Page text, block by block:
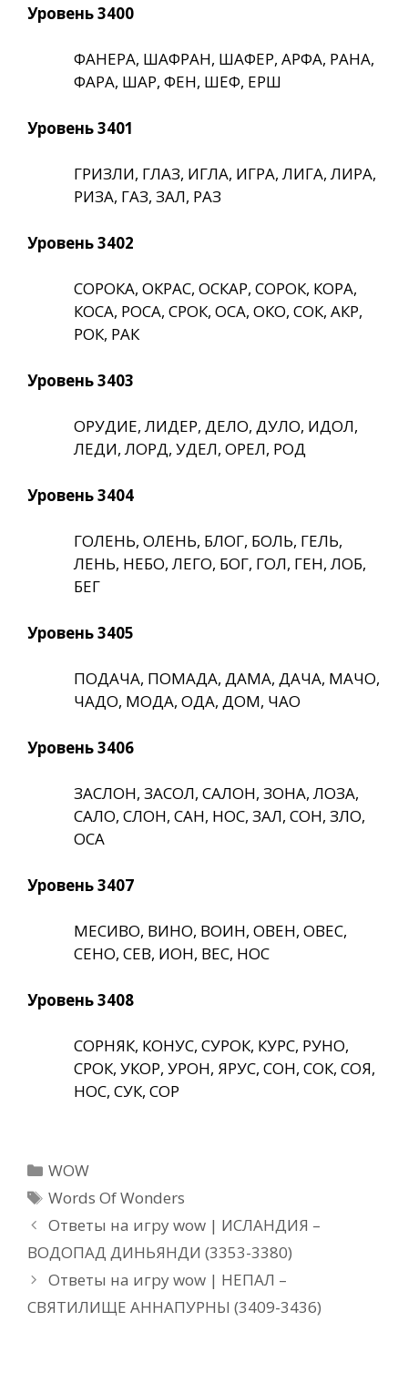
Уровень 3400
ФАНЕРА, ШАФРАН, ШАФЕР, АРФА, РАНА,
ФАРА, ШАР, ФЕН, ШЕФ, ЕРШ
Уровень 3401
ГРИЗЛИ, ГЛАЗ, ИГЛА, ИГРА, ЛИГА, ЛИРА,
РИЗА, ГАЗ, ЗАЛ, РАЗ
Уровень 3402
СОРОКА, ОКРАС, ОСКАР, СОРОК, КОРА,
КОСА, РОСА, СРОК, ОСА, ОКО, СОК, АКР,
РОК, РАК
Уровень 3403
ОРУДИЕ, ЛИДЕР, ДЕЛО, ДУЛО, ИДОЛ,
ЛЕДИ, ЛОРД, УДЕЛ, ОРЕЛ, РОД
Уровень 3404
ГОЛЕНЬ, ОЛЕНЬ, БЛОГ, БОЛЬ, ГЕЛЬ,
ЛЕНЬ, НЕБО, ЛЕГО, БОГ, ГОЛ, ГЕН, ЛОБ,
БЕГ
Уровень 3405
ПОДАЧА, ПОМАДА, ДАМА, ДАЧА, МАЧО,
ЧАДО, МОДА, ОДА, ДОМ, ЧАО
Уровень 3406
ЗАСЛОН, ЗАСОЛ, САЛОН, ЗОНА, ЛОЗА,
САЛО, СЛОН, САН, НОС, ЗАЛ, СОН, ЗЛО,
ОСА
Уровень 3407
МЕСИВО, ВИНО, ВОИН, ОВЕН, ОВЕС,
СЕНО, СЕВ, ИОН, ВЕС, НОС
Уровень 3408
СОРНЯК, КОНУС, СУРОК, КУРС, РУНО,
СРОК, УКОР, УРОН, ЯРУС, СОН, СОК, СОЯ,
НОС, СУК, СОР
Рубрики
WOW
Метки
Words Of Wonders
Ответы на игру wow | ИСЛАНДИЯ –
ВОДОПАД ДИНЬЯНДИ (3353-3380)
Ответы на игру wow | НЕПАЛ –
СВЯТИЛИЩЕ АННАПУРНЫ (3409-3436)